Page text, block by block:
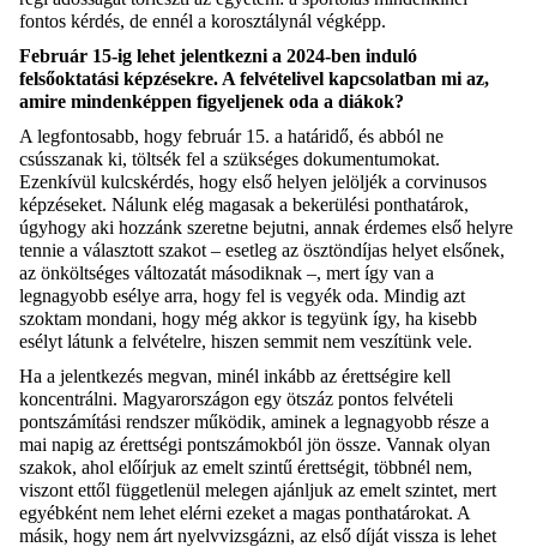
fontos kérdés, de ennél a korosztálynál végképp.
Február 15-ig lehet jelentkezni a 2024-ben induló
felsőoktatási képzésekre. A felvételivel kapcsolatban mi az,
amire mindenképpen figyeljenek oda a diákok?
A legfontosabb, hogy február 15. a határidő, és abból ne
csússzanak ki, töltsék fel a szükséges dokumentumokat.
Ezenkívül kulcskérdés, hogy első helyen jelöljék a corvinusos
képzéseket. Nálunk elég magasak a bekerülési ponthatárok,
úgyhogy aki hozzánk szeretne bejutni, annak érdemes első helyre
tennie a választott szakot – esetleg az ösztöndíjas helyet elsőnek,
az önköltséges változatát másodiknak –, mert így van a
legnagyobb esélye arra, hogy fel is vegyék oda. Mindig azt
szoktam mondani, hogy még akkor is tegyünk így, ha kisebb
esélyt látunk a felvételre, hiszen semmit nem veszítünk vele.
Ha a jelentkezés megvan, minél inkább az érettségire kell
koncentrálni. Magyarországon egy ötszáz pontos felvételi
pontszámítási rendszer működik, aminek a legnagyobb része a
mai napig az érettségi pontszámokból jön össze. Vannak olyan
szakok, ahol előírjuk az emelt szintű érettségit, többnél nem,
viszont ettől függetlenül melegen ajánljuk az emelt szintet, mert
egyébként nem lehet elérni ezeket a magas ponthatárokat. A
másik, hogy nem árt nyelvvizsgázni, az első díját vissza is lehet